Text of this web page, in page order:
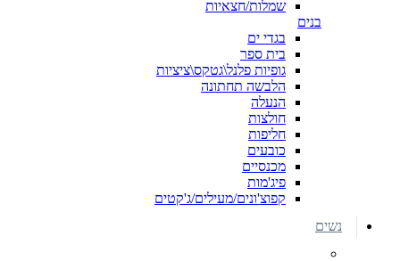
שמלות/חצאיות
בנים
בגדי ים
בית ספר
גופיות פלנל\גטקס\ציציות
הלבשה תחתונה
הנעלה
חולצות
חליפות
כובעים
מכנסיים
פיג'מות
קפוצ'ונים/מעילים/ג'קטים
נשים